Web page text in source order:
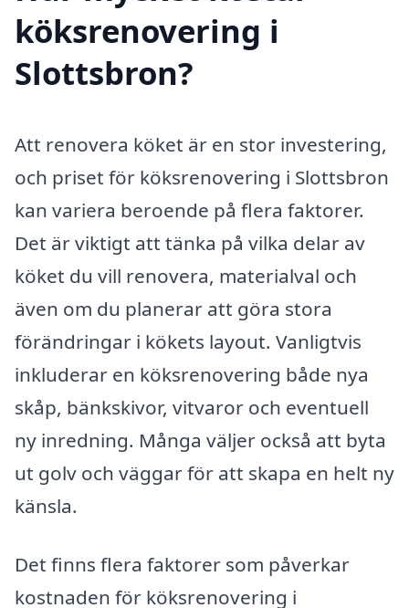
köksrenovering i
Slottsbron?
Att renovera köket är en stor investering,
och priset för köksrenovering i Slottsbron
kan variera beroende på flera faktorer.
Det är viktigt att tänka på vilka delar av
köket du vill renovera, materialval och
även om du planerar att göra stora
förändringar i kökets layout. Vanligtvis
inkluderar en köksrenovering både nya
skåp, bänkskivor, vitvaror och eventuell
ny inredning. Många väljer också att byta
ut golv och väggar för att skapa en helt ny
känsla.
Det finns flera faktorer som påverkar
kostnaden för köksrenovering i